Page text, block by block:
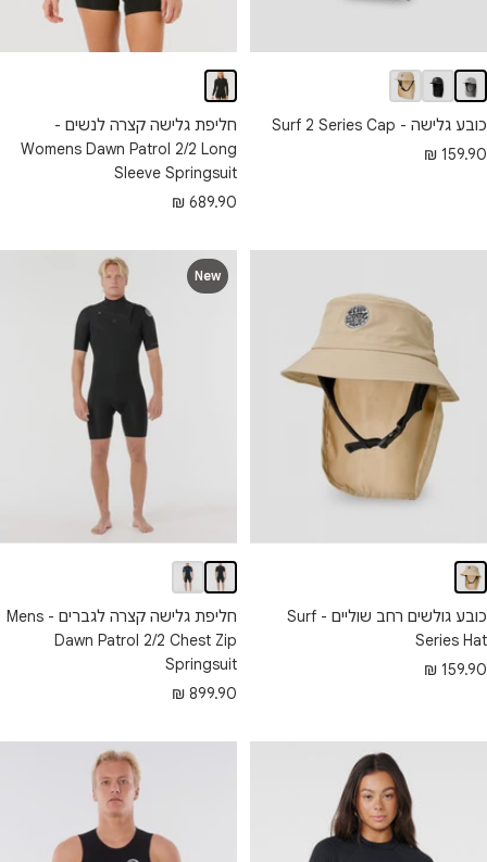
כובע גלישה - Surf 2 Series Cap
מחיר
159.90 ₪
חליפת גלישה קצרה לנשים -
Womens Dawn Patrol 2/2 Long
Sleeve Springsuit
מחיר
689.90 ₪
כובע גולשים רחב שוליים - Surf
Series Hat
מחיר
159.90 ₪
New
חליפת גלישה קצרה לגברים - Mens
Dawn Patrol 2/2 Chest Zip
Springsuit
מחיר
899.90 ₪